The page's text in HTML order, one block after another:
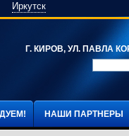
Иркутск
Г. КИРОВ, УЛ. ПАВЛА
НАШИ ПАРТНЕРЫ